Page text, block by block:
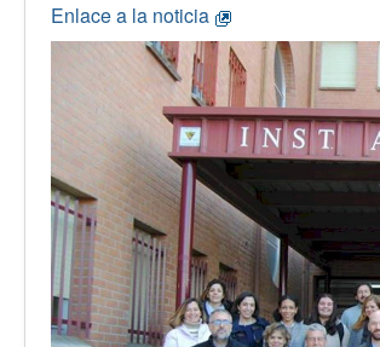
Enlace a la noticia